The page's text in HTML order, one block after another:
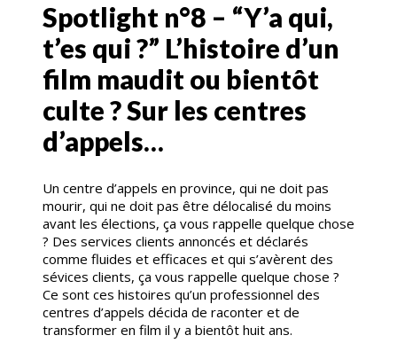
Spotlight n°8 – “Y’a qui,
t’es qui ?” L’histoire d’un
film maudit ou bientôt
culte ? Sur les centres
d’appels…
Un centre d’appels en province, qui ne doit pas
mourir, qui ne doit pas être délocalisé du moins
avant les élections, ça vous rappelle quelque chose
? Des services clients annoncés et déclarés
comme fluides et efficaces et qui s’avèrent des
sévices clients, ça vous rappelle quelque chose ?
Ce sont ces histoires qu’un professionnel des
centres d’appels décida de raconter et de
transformer en film il y a bientôt huit ans.